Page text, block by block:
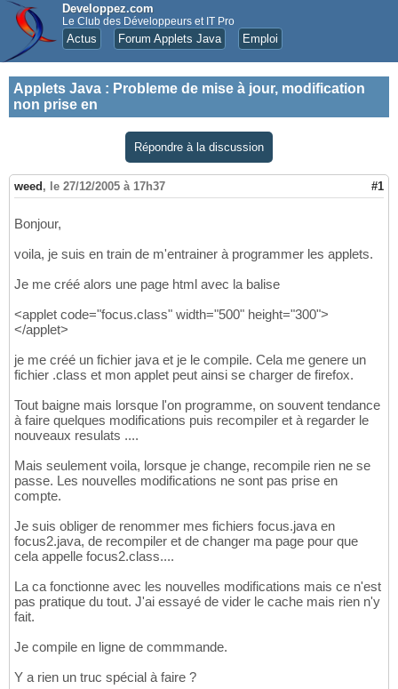
Developpez.com
Le Club des Développeurs et IT Pro
Actus Forum Applets Java Emploi
Applets Java : Probleme de mise à jour, modification
non prise en
Répondre à la discussion
weed , le 27/12/2005 à 17h37 #1
Bonjour,
voila, je suis en train de m'entrainer à programmer les applets.
Je me créé alors une page html avec la balise
<applet code="focus.class" width="500" height="300">
</applet>
je me créé un fichier java et je le compile. Cela me genere un
fichier .class et mon applet peut ainsi se charger de firefox.
Tout baigne mais lorsque l'on programme, on souvent tendance
à faire quelques modifications puis recompiler et à regarder le
nouveaux resulats ....
Mais seulement voila, lorsque je change, recompile rien ne se
passe. Les nouvelles modifications ne sont pas prise en
compte.
Je suis obliger de renommer mes fichiers focus.java en
focus2.java, de recompiler et de changer ma page pour que
cela appelle focus2.class....
La ca fonctionne avec les nouvelles modifications mais ce n'est
pas pratique du tout. J'ai essayé de vider le cache mais rien n'y
fait.
Je compile en ligne de commmande.
Y a rien un truc spécial à faire ?